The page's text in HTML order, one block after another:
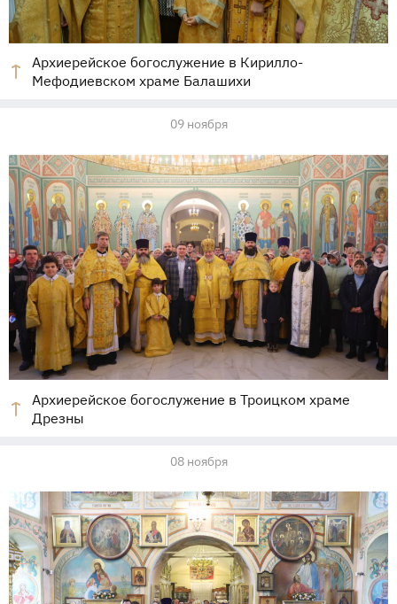
Архиерейское богослужение в Кирилло-
Мефодиевском храме Балашихи
09 ноября
Архиерейское богослужение в Троицком храме
Дрезны
08 ноября